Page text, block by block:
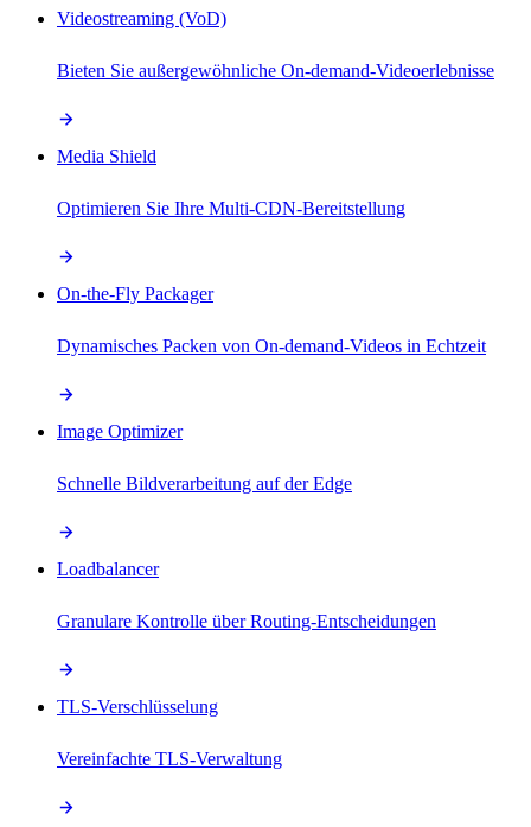
Videostreaming (VoD)
Bieten Sie außergewöhnliche On-demand-Videoerlebnisse
Media Shield
Optimieren Sie Ihre Multi-CDN-Bereitstellung
On-the-Fly Packager
Dynamisches Packen von On-demand-Videos in Echtzeit
Image Optimizer
Schnelle Bildverarbeitung auf der Edge
Loadbalancer
Granulare Kontrolle über Routing-Entscheidungen
TLS-Verschlüsselung
Vereinfachte TLS-Verwaltung